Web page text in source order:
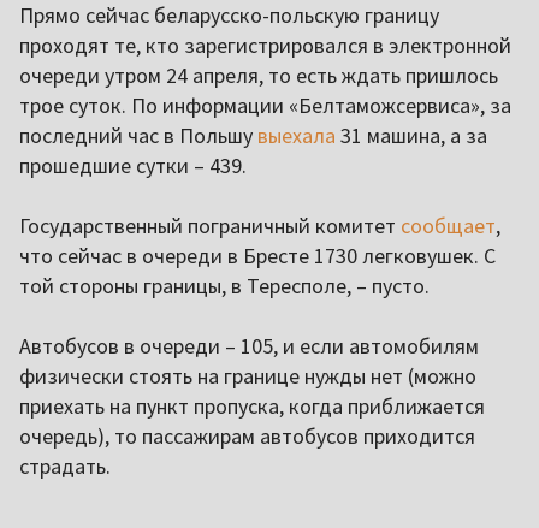
Прямо сейчас беларусско-польскую границу
проходят те, кто зарегистрировался в электронной
очереди утром 24 апреля, то есть ждать пришлось
трое суток. По информации «Белтаможсервиса», за
последний час в Польшу выехала 31 машина, а за
прошедшие сутки – 439.
Государственный пограничный комитет сообщает,
что сейчас в очереди в Бресте 1730 легковушек. С
той стороны границы, в Тересполе, – пусто.
Автобусов в очереди – 105, и если автомобилям
физически стоять на границе нужды нет (можно
приехать на пункт пропуска, когда приближается
очередь), то пассажирам автобусов приходится
страдать.